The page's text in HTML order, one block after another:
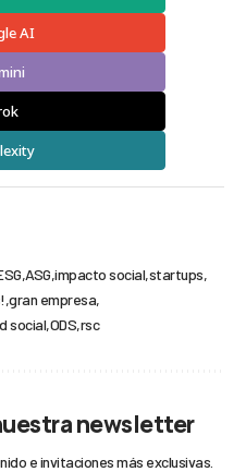
AI
ASG impacto social startups
gran empresa
social ODS rsc
newsletter
e invitaciones más exclusivas.